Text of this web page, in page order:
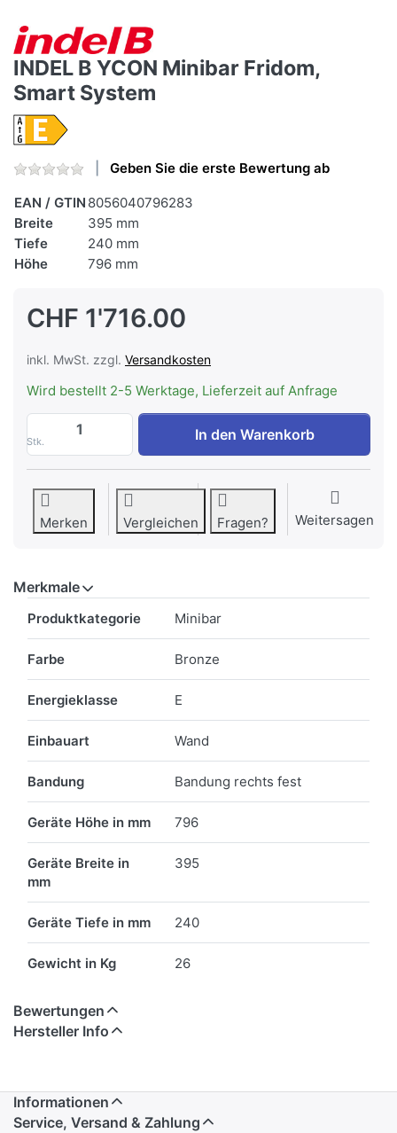
INDEL B YCON Minibar Fridom,
Smart System
Geben Sie die erste Bewertung ab
EAN / GTIN 8056040796283
Breite
395 mm
Tiefe
240 mm
Höhe
796 mm
CHF 1'716.00
inkl. MwSt. zzgl. Versandkosten
Wird bestellt 2-5 Werktage, Lieferzeit auf Anfrage
Stk.
INDEL B YCON Minibar Fridom, Smart
In den Warenkorb
Merken Vergleichen Fragen? Weitersagen
Merkmale
Produktkategorie Minibar
Farbe Bronze
Energieklasse E
Einbauart Wand
Bandung Bandung rechts fest
Geräte Höhe in mm 796
Geräte Breite in
mm
395
Geräte Tiefe in mm 240
Gewicht in Kg 26
Bewertungen
Hersteller Info
Informationen
Service, Versand & Zahlung